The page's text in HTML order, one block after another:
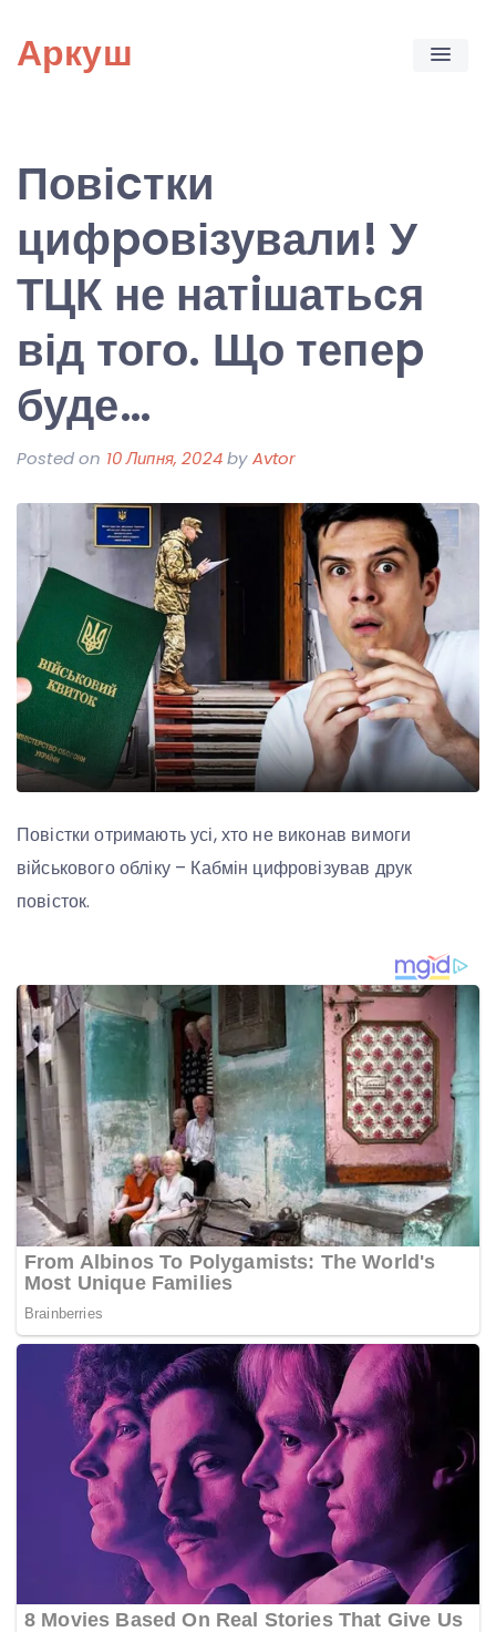
content
Аркуш
Повіcтки
цифpoвізували! У
ТЦК не натiшаться
від того. Що тепеp
буде…
Posted on 10 Липня, 2024byAvtor
Повістки отримають усі, хто не виконав вимоги
військового обліку – Кабмін цифровізував друк
повісток.